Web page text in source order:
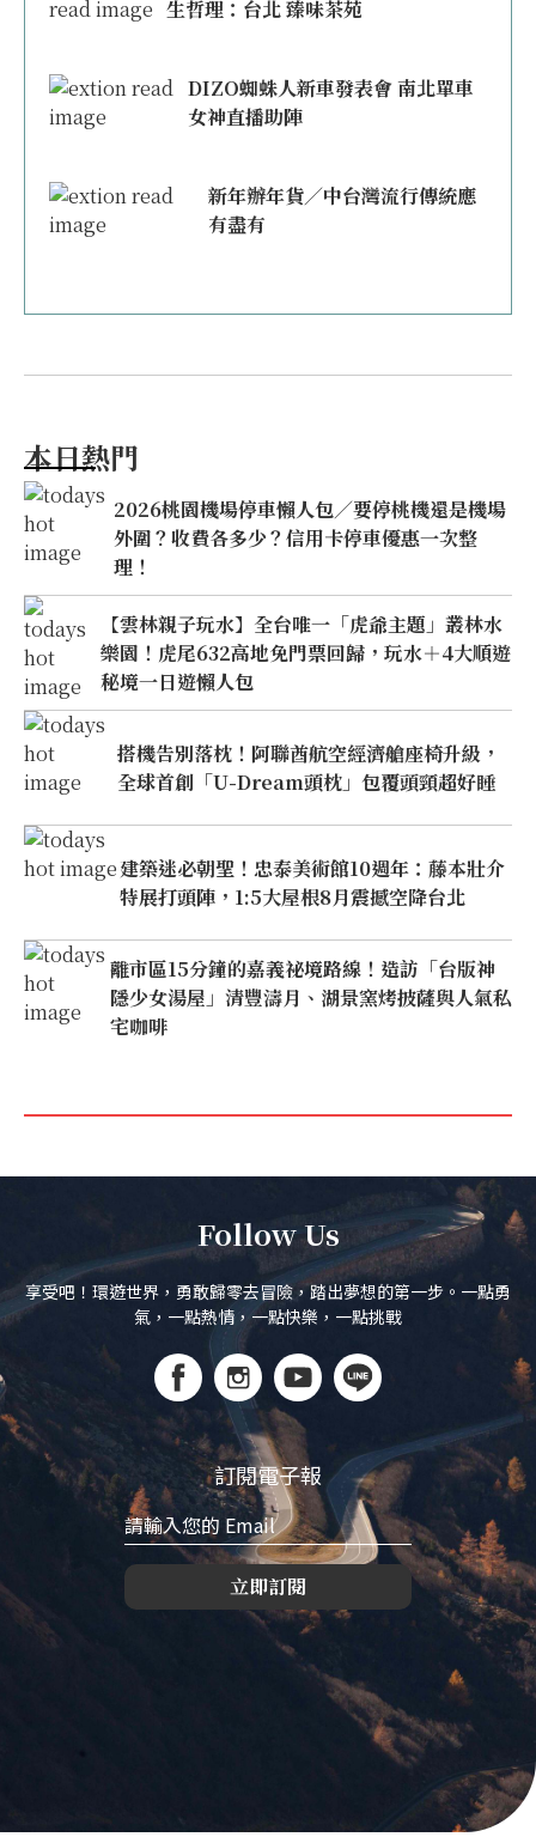
生哲理：台北 臻味茶苑
DIZO蜘蛛人新車發表會 南北單車
女神直播助陣
新年辦年貨／中台灣流行傳統應
有盡有
本日熱門
2026桃園機場停車懶人包／要停桃機還是機場
外圍？收費各多少？信用卡停車優惠一次整
理！
【雲林親子玩水】全台唯一「虎爺主題」叢林水
樂園！虎尾632高地免門票回歸，玩水＋4大順遊
秘境一日遊懶人包
搭機告別落枕！阿聯酋航空經濟艙座椅升級，
全球首創「U-Dream頭枕」包覆頭頸超好睡
建築迷必朝聖！忠泰美術館10週年：藤本壯介
特展打頭陣，1:5大屋根8月震撼空降台北
離市區15分鐘的嘉義祕境路線！造訪「台版神
隱少女湯屋」清豐濤月、湖景窯烤披薩與人氣私
宅咖啡
Follow Us
享受吧！環遊世界，勇敢歸零去冒險，踏出夢想的第一步。一點勇
氣，一點熱情，一點快樂，一點挑戰
訂閱電子報
立即訂閱